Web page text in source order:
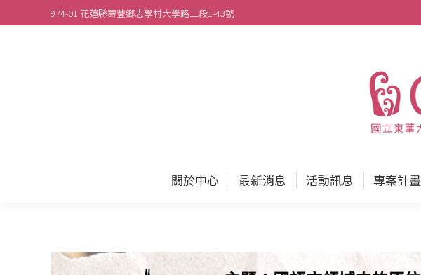
974-01 花蓮縣壽豐鄉志學村大學路二段1-43號
關於中心 最新消息 活動訊息 專案計畫
關於中心 最新消息